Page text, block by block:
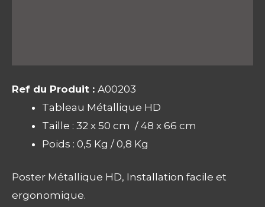
Ref du Produit : A00203
Tableau Métallique HD
Taille : 32 x 50 cm / 48 x 66 cm
Poids : 0,5 Kg / 0,8 Kg
Poster Métallique HD, Installation facile et
ergonomique.